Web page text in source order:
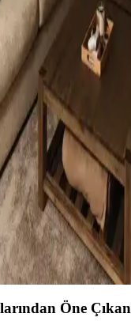
ve açık kahverengi
ve fonksiyonel açıdan
malzeme tercihleri
Küçük
ve Estetik
halı, sanat
etkili dokunuşlar,
ölçüde değiştirir.
Alanı
perde, aydınlatma,
sağlanarak
artırılır.
Öne